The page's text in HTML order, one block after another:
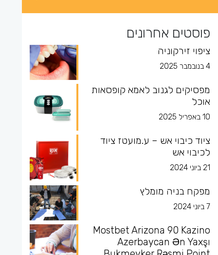
פוסטים אחרונים
ציפוי זירקוניה
4 בנובמבר 2025
מפסיקים לגנוב לאמא קופסאות
אוכל
10 באפריל 2025
ציוד כיבוי אש – ע.מועטז ציוד
לכיבוי אש
21 ביוני 2024
מפקח בניה מומלץ
7 ביוני 2024
Mostbet Arizona 90 Kazino
Azerbaycan Ən Yaxşı